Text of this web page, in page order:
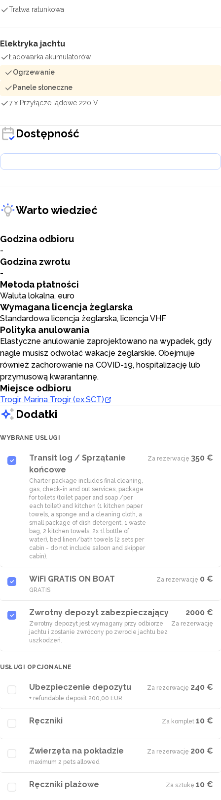
Tratwa ratunkowa
Elektryka jachtu
Ładowarka akumulatorów
Ogrzewanie
Panele słoneczne
7 x Przyłącze lądowe 220 V
Dostępność
Warto wiedzieć
Godzina odbioru
-
Godzina zwrotu
-
Metoda płatności
Waluta lokalna, euro
Wymagana licencja żeglarska
Standardowa licencja żeglarska, licencja VHF
Polityka anulowania
Elastyczne anulowanie zaprojektowano na wypadek, gdy
nagle musisz odwołać wakacje żeglarskie. Obejmuje
również zachorowanie na COVID-19, hospitalizację lub
przymusową kwarantannę.
Miejsce odbioru
Trogir, Marina Trogir (ex.SCT)
Dodatki
WYBRANE USŁUGI
Transit log / Sprzątanie
końcowe
Charter package includes final cleaning,
gas, check-in and out services, package
for toilets (toilet paper and soap /per
each toilet) and kitchen (1 kitchen paper
towels, a sponge and a cleaning cloth, a
small package of dish detergent, 1 waste
bag, 2 kitchen towels, 2x 1l bottle of
water), bed linen/bath towels (2 sets per
cabin - do not include saloon and skipper
Za rezerwację·350 €
WiFi GRATIS ON BOAT
GRATIS
Za rezerwację·0 €
Zwrotny depozyt zabezpieczający
Zwrotny depozyt jest wymagany przy odbiorze
jachtu i zostanie zwrócony po zwrocie jachtu bez
uszkodzeń.
2000 €
Za rezerwację
USŁUGI OPCJONALNE
Ubezpieczenie depozytu
+ refundable deposit 200,00 EUR
Za rezerwację·240 €
Ręczniki Za komplet·10 €
Zwierzęta na pokładzie
maximum 2 pets allowed
Za rezerwację·200 €
Ręczniki plażowe Za sztukę·10 €